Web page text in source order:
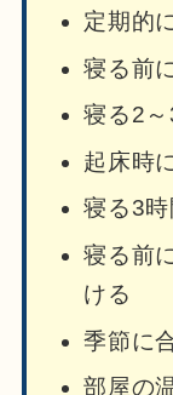
定期的
寝る前
寝る2
起床時
寝る3
寝る前
ける
季節に
部屋の